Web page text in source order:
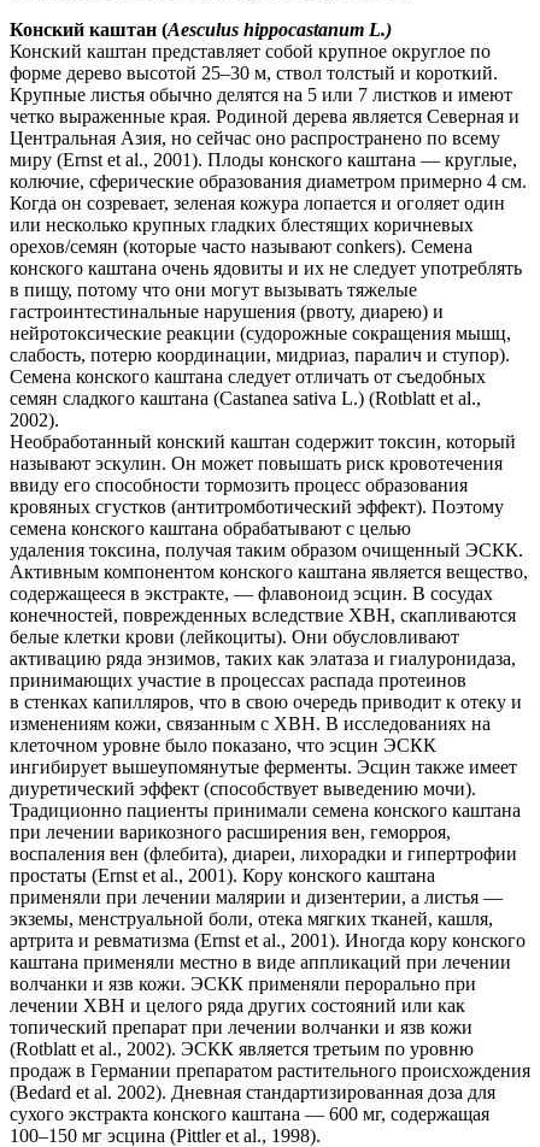
Конский каштан (Aesculus hippocastanum L.)
Конский каштан представляет собой крупное округлое по
форме дерево высотой 25–30 м, ствол толстый и короткий.
Крупные листья обычно делятся на 5 или 7 листков и имеют
четко выраженные края. Родиной дерева является Северная и
Центральная Азия, но сейчас оно распространено по всему
миру (Ernst et al., 2001). Плоды конского каштана — круглые,
колючие, сферические образования диаметром примерно 4 см.
Когда он созревает, зеленая кожура лопается и оголяет один
или несколько крупных гладких блестящих коричневых
орехов/семян (которые часто называют conkers). Семена
конского каштана очень ядовиты и их не следует употреблять
в пищу, потому что они могут вызывать тяжелые
гастроинтестинальные нарушения (рвоту, диарею) и
нейротоксические реакции (судорожные сокращения мышц,
слабость, потерю координации, мидриаз, паралич и ступор).
Семена конского каштана следует отличать от съедобных
семян сладкого каштана (Castanea sativa L.) (Rotblatt et al.,
2002).
Необработанный конский каштан содержит токсин, который
называют эскулин. Он может повышать риск кровотечения
ввиду его способности тормозить процесс образования
кровяных сгустков (антитромботический эффект). Поэтому
семена конского каштана обрабатывают с целью
удаления токсина, получая таким образом очищенный ЭСКК.
Активным компонентом конского каштана является вещество,
содержащееся в экстракте, — флавоноид эсцин. В сосудах
конечностей, поврежденных вследствие ХВН, скапливаются
белые клетки крови (лейкоциты). Они обусловливают
активацию ряда энзимов, таких как элатаза и гиалуронидаза,
принимающих участие в процессах распада протеинов
в стенках капилляров, что в свою очередь приводит к отеку и
изменениям кожи, связанным с ХВН. В исследованиях на
клеточном уровне было показано, что эсцин ЭСКК
ингибирует вышеупомянутые ферменты. Эсцин также имеет
диуретический эффект (способствует выведению мочи).
Традиционно пациенты принимали семена конского каштана
при лечении варикозного расширения вен, геморроя,
воспаления вен (флебита), диареи, лихорадки и гипертрофии
простаты (Ernst et аl., 2001). Кору конского каштана
применяли при лечении малярии и дизентерии, а листья —
экземы, менструальной боли, отека мягких тканей, кашля,
артрита и ревматизма (Ernst et аl., 2001). Иногда кору конского
каштана применяли местно в виде аппликаций при лечении
волчанки и язв кожи. ЭСКК применяли перорально при
лечении ХВН и целого ряда других состояний или как
топический препарат при лечении волчанки и язв кожи
(Rotblatt et аl., 2002). ЭСКК является третьим по уровню
продаж в Германии препаратом растительного происхождения
(Bedard et аl. 2002). Дневная стандартизированная доза для
сухого экстракта конского каштана — 600 мг, содержащая
100–150 мг эсцина (Pittler et аl., 1998).